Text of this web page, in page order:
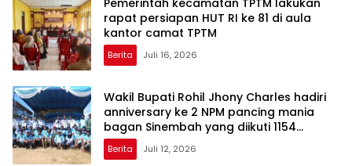
Pemerintah kecamatan TPTM lakukan
rapat persiapan HUT RI ke 81 di aula
kantor camat TPTM
Berita Juli 16, 2026
Wakil Bupati Rohil Jhony Charles hadiri
anniversary ke 2 NPM pancing mania
bagan Sinembah yang diikuti 1154
peserta dari berbagai wilayah di pulau
sumatera
Berita Juli 12, 2026